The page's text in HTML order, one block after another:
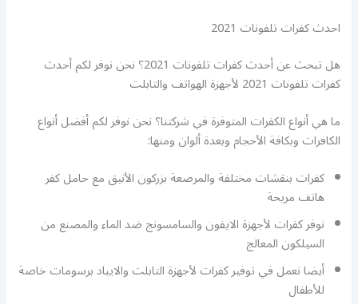
احدث كفرات تلفونات 2021
هل تبحث عن أحدث كفرات تلفونات 2021؟ نحن نوفر لكم أحدث
كفرات تلفونات 2021 لأجهزة الهواتف والتابلت
ما هي أنواع الكفرات المتوفرة في شركتنا؟ نحن نوفر لكم أفضل أنواع
الكافرات وبكافة الأحجام وبعدة ألوان ومنها:
كفرات بنقشات مختلفة والمرصعة بزركون الأنيق مع حامل كفر
هاتف مريحة
نوفر كفرات لأجهزة الايفون والسامسونج ضد الماء والمصنع من
السيلكون المعالج
أيضا نعمل في توفير كفرات لأجهزة التابلت والايباد برسومات خاصة
للأطفال